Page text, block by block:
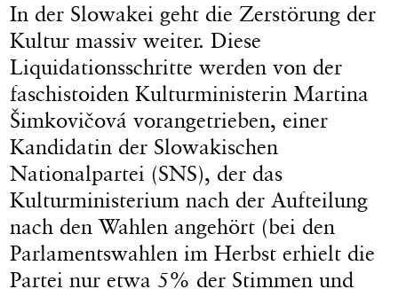
In der Slowakei geht die Zerstörung der
Kultur massiv weiter. Diese
Liquidationsschritte werden von der
faschistoiden Kulturministerin Martina
Šimkovičová vorangetrieben, einer
Kandidatin der Slowakischen
Nationalpartei (SNS), der das
Kulturministerium nach der Aufteilung
nach den Wahlen angehört (bei den
Parlamentswahlen im Herbst erhielt die
Partei nur etwa 5% der Stimmen und